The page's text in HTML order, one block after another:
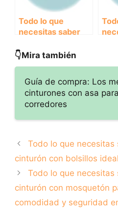
Todo lo que
necesitas saber
con bolsillos ideal
👇Mira también
Guía de compra: Los
cinturones con asa para
corredores
Todo lo que necesitas
cinturón con bolsillos
Todo lo que necesitas
cinturón con mosquetón
comodidad y seguridad